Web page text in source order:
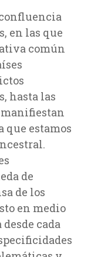
en las que
común
hasta las
que estamos
de
de los
en medio
cada